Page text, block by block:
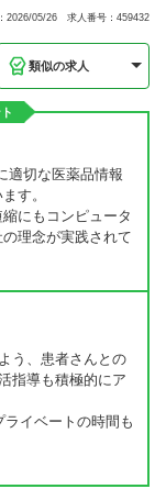
2026/05/26 求人番号：459432
類似の求人
適切な医薬品情報
す。
にもコンピュータ
理念が実践されて
う、患者さんとの
指導も積極的にア
イベートの時間も